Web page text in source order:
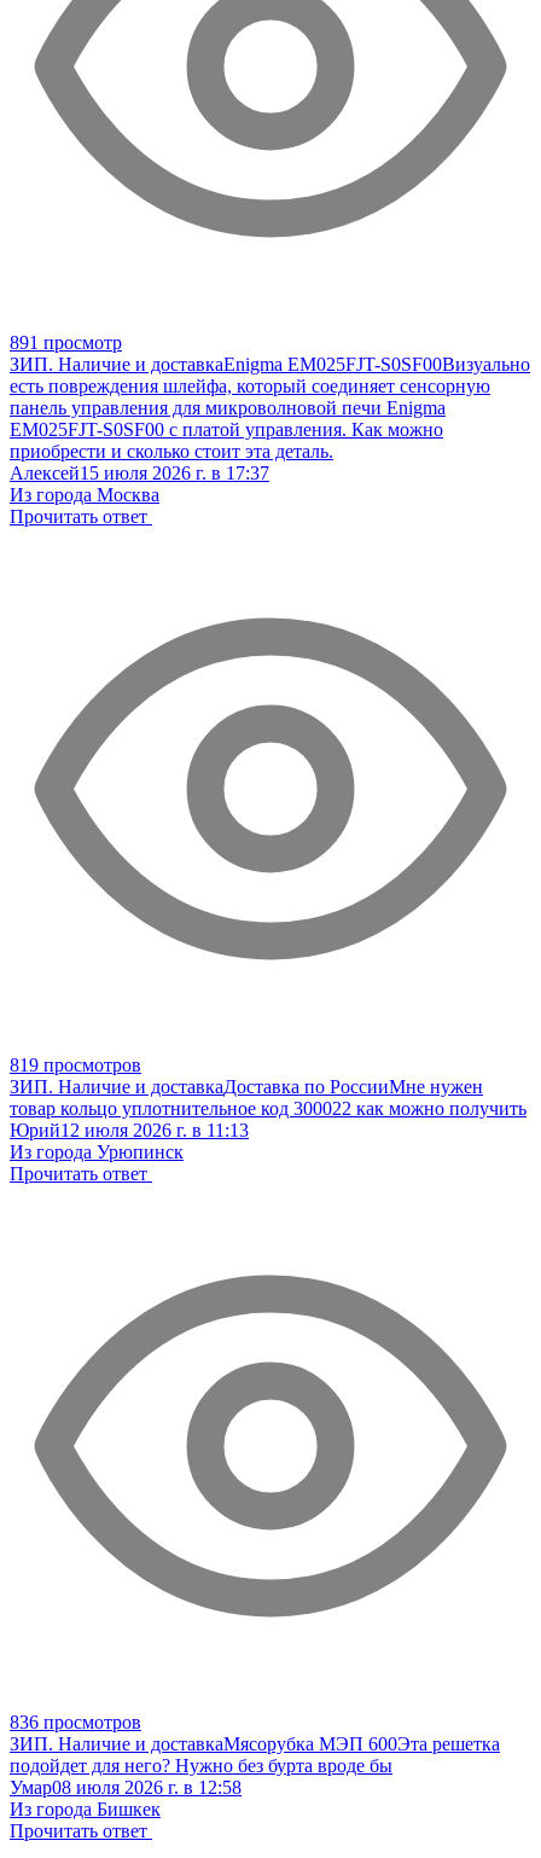
891 просмотр
ЗИП. Наличие и доставкаEnigma EM025FJT-S0SF00Визуально
есть повреждения шлейфа, который соединяет сенсорную
панель управления для микроволновой печи Enigma
EM025FJT-S0SF00 с платой управления. Как можно
приобрести и сколько стоит эта деталь.
Алексей15 июля 2026 г. в 17:37
Из города Москва
Прочитать ответ
819 просмотров
ЗИП. Наличие и доставкаДоставка по РоссииМне нужен
товар кольцо уплотнительное код 300022 как можно получить
Юрий12 июля 2026 г. в 11:13
Из города Урюпинск
Прочитать ответ
836 просмотров
ЗИП. Наличие и доставкаМясорубка МЭП 600Эта решетка
подойдет для него? Нужно без бурта вроде бы
Умар08 июля 2026 г. в 12:58
Из города Бишкек
Прочитать ответ